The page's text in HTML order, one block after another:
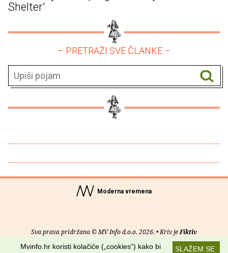
Shelter'
– PRETRAŽI SVE ČLANKE –
Moderna vremena
Sva prava pridržana © MV Info d.o.o. 2026. • Kriv jeFiktiv
SLAŽEM SE
Mvinfo.hr koristi kolačiće („cookies“) kako bi